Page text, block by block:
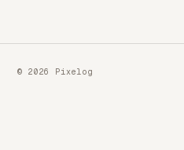
© 2026 Pixelog